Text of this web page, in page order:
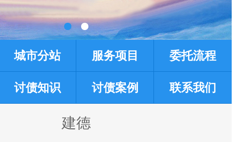
城市分站 服务项目 委托流程
讨债知识 讨债案例 联系我们
建德